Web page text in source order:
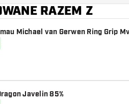
RAZEM Z
Michael van Gerwen Ring Grip
Javelin 85%